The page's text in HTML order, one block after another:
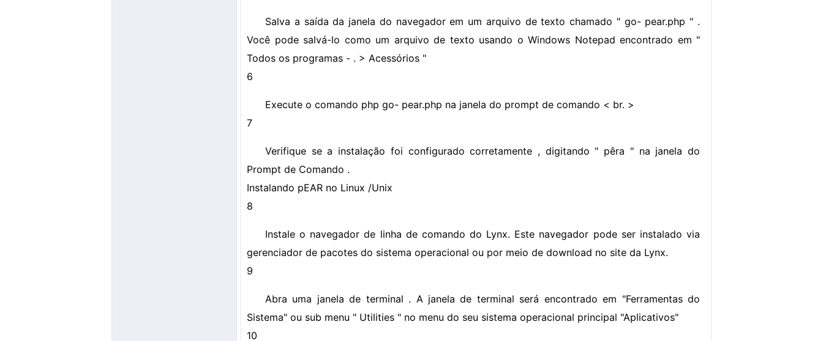
Salva a saída da janela do navegador em um arquivo de texto chamado " go- pear.php " .
Você pode salvá-lo como um arquivo de texto usando o Windows Notepad encontrado em "
Todos os programas - . > Acessórios "
6
Execute o comando php go- pear.php na janela do prompt de comando < br. >
7
Verifique se a instalação foi configurado corretamente , digitando " pêra " na janela do
Prompt de Comando .
Instalando pEAR no Linux /Unix
8
Instale o navegador de linha de comando do Lynx. Este navegador pode ser instalado via
gerenciador de pacotes do sistema operacional ou por meio de download no site da Lynx.
9
Abra uma janela de terminal . A janela de terminal será encontrado em "Ferramentas do
Sistema" ou sub menu " Utilities " no menu do seu sistema operacional principal "Aplicativos"
10